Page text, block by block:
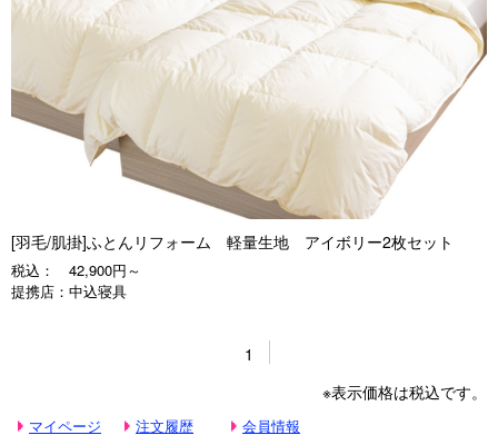
[羽毛/肌掛]ふとんリフォーム 軽量生地 アイボリー2枚セット
税込：
42,900円～
提携店： 中込寝具
1
※表示価格は税込です。
マイページ 注文履歴
会員情報